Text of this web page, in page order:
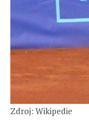
Zdroj: Wikipedie